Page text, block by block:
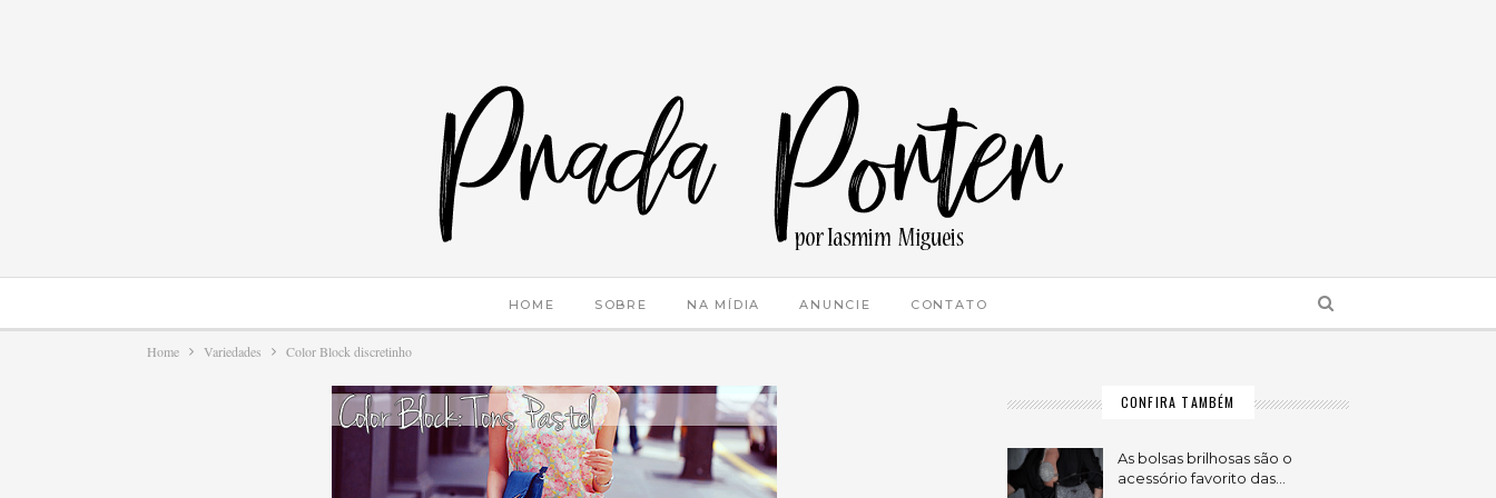
HOME SOBRE NA MÍDIA ANUNCIE CONTATO
Home Variedades Color Block discretinho
CONFIRA TAMBÉM
As bolsas brilhosas são o
acessório favorito das…